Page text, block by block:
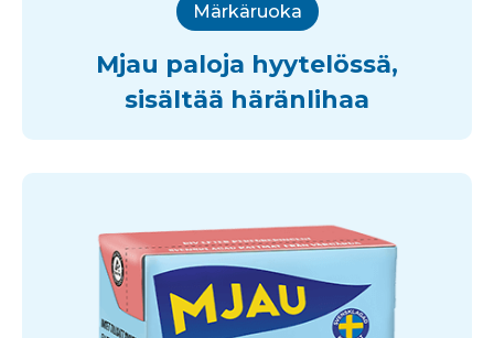
Märkäruoka
Mjau paloja hyytelössä,
sisältää häränlihaa